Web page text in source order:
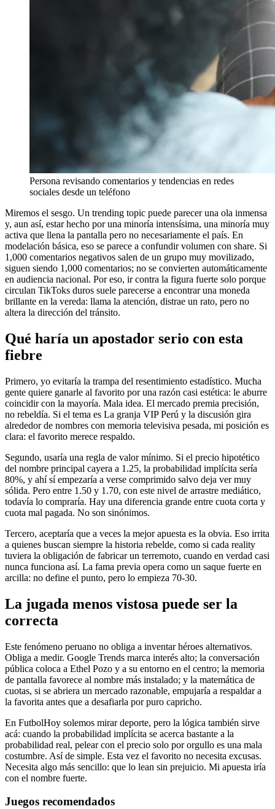
Persona revisando comentarios y tendencias en redes
sociales desde un teléfono
Miremos el sesgo. Un trending topic puede parecer una ola inmensa
y, aun así, estar hecho por una minoría intensísima, una minoría muy
activa que llena la pantalla pero no necesariamente el país. En
modelación básica, eso se parece a confundir volumen con share. Si
1,000 comentarios negativos salen de un grupo muy movilizado,
siguen siendo 1,000 comentarios; no se convierten automáticamente
en audiencia nacional. Por eso, ir contra la figura fuerte solo porque
circulan TikToks duros suele parecerse a encontrar una moneda
brillante en la vereda: llama la atención, distrae un rato, pero no
altera la dirección del tránsito.
Qué haría un apostador serio con esta
fiebre
Primero, yo evitaría la trampa del resentimiento estadístico. Mucha
gente quiere ganarle al favorito por una razón casi estética: le aburre
coincidir con la mayoría. Mala idea. El mercado premia precisión,
no rebeldía. Si el tema es La granja VIP Perú y la discusión gira
alrededor de nombres con memoria televisiva pesada, mi posición es
clara: el favorito merece respaldo.
Segundo, usaría una regla de valor mínimo. Si el precio hipotético
del nombre principal cayera a 1.25, la probabilidad implícita sería
80%, y ahí sí empezaría a verse comprimido salvo deja ver muy
sólida. Pero entre 1.50 y 1.70, con este nivel de arrastre mediático,
todavía lo compraría. Hay una diferencia grande entre cuota corta y
cuota mal pagada. No son sinónimos.
Tercero, aceptaría que a veces la mejor apuesta es la obvia. Eso irrita
a quienes buscan siempre la historia rebelde, como si cada reality
tuviera la obligación de fabricar un terremoto, cuando en verdad casi
nunca funciona así. La fama previa opera como un saque fuerte en
arcilla: no define el punto, pero lo empieza 70-30.
La jugada menos vistosa puede ser la
correcta
Este fenómeno peruano no obliga a inventar héroes alternativos.
Obliga a medir. Google Trends marca interés alto; la conversación
pública coloca a Ethel Pozo y a su entorno en el centro; la memoria
de pantalla favorece al nombre más instalado; y la matemática de
cuotas, si se abriera un mercado razonable, empujaría a respaldar a
la favorita antes que a desafiarla por puro capricho.
En FutbolHoy solemos mirar deporte, pero la lógica también sirve
acá: cuando la probabilidad implícita se acerca bastante a la
probabilidad real, pelear con el precio solo por orgullo es una mala
costumbre. Así de simple. Esta vez el favorito no necesita excusas.
Necesita algo más sencillo: que lo lean sin prejuicio. Mi apuesta iría
con el nombre fuerte.
Juegos recomendados